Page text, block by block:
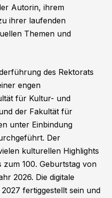
Autorin, ihrem
ihrer laufenden
Themen und
des Rektorats
engen
für Kultur- und
der Fakultät für
unter Einbindung
Der
kulturellen Highlights
zum 100. Geburtstag von
2026. Die digitale
fertiggestellt sein und